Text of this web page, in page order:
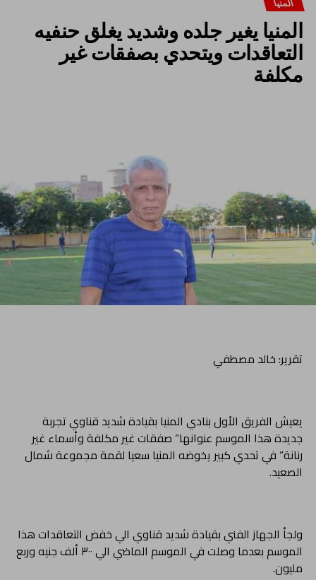
المنيا
المنيا يغير جلده وشديد يغلق حنفيه
التعاقدات ويتحدي بصفقات غير
مكلفة
تقرير: خالد مصطفي
يعيش الفريق الأول بنادي المنيا بقيادة شديد قناوي تجربة
جديدة هذا الموسم عنوانها” صفقات غير مكلفة وأسماء غير
رنانة” في تحدي كبير يخوضه المنيا سعيا لقمة مجموعة شمال
الصعيد.
ولجأ الجهاز الفني بقيادة شديد قناوي الي خفض التعاقدات هذا
الموسم بعدما وصلت في الموسم الماضي الي ٣٠٠ ألف جنيه وربع
مليون.